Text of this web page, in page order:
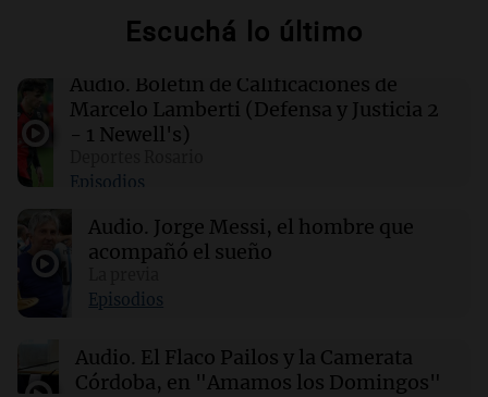
Quini: nadie acertó los seis números y los 3
millones de dólares se repartirán entre 44
apostadores
21:36 Deportes
permanece detenido en una cárcel de máxima
seguridad en EE. UU.
21:32
a tamaños diminutos si alcanzaron
gigantescas proporciones?
Escuchá lo último
Audio. Boletín de Calificaciones de
Marcelo Lamberti (Defensa y Justicia 2
- 1 Newell's)
Episodios
Audio. Jorge Messi, el hombre que
acompañó el sueño
Episodios
Audio. El Flaco Pailos y la Camerata
Córdoba, en "Amamos los Domingos"